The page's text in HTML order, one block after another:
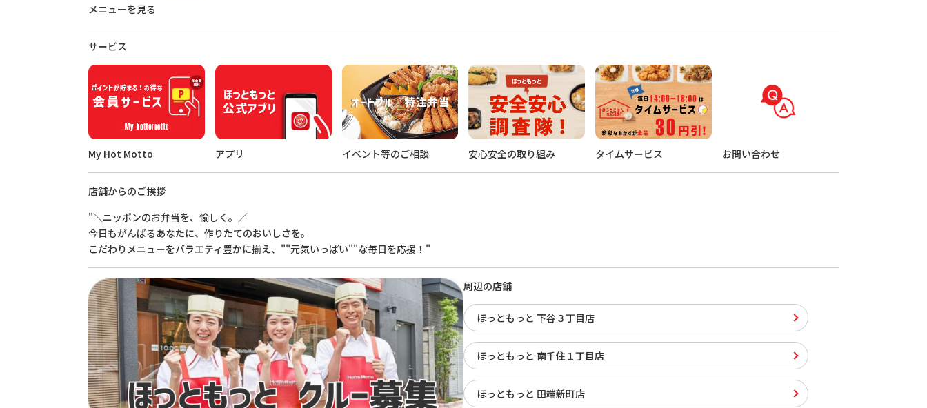
メニューを見る
サービス
My Hot Motto アプリ イベント等のご相談 安心安全の取り組み タイムサービス お問い合わせ
店舗からのご挨拶
"＼ニッポンのお弁当を、愉しく。／
今日もがんばるあなたに、作りたてのおいしさを。
こだわりメニューをバラエティ豊かに揃え、""元気いっぱい""な毎日を応援！"
周辺の店舗
ほっともっと 下谷３丁目店
ほっともっと 南千住１丁目店
ほっともっと 田端新町店